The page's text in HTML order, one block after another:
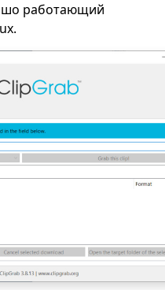
работающий